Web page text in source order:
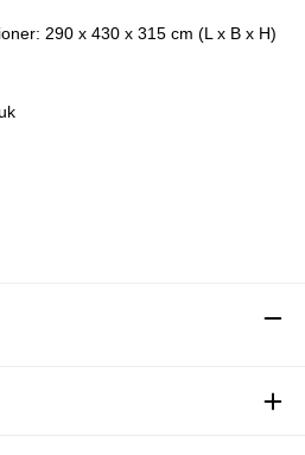
290 x 430 x 315 cm (L x B x H)